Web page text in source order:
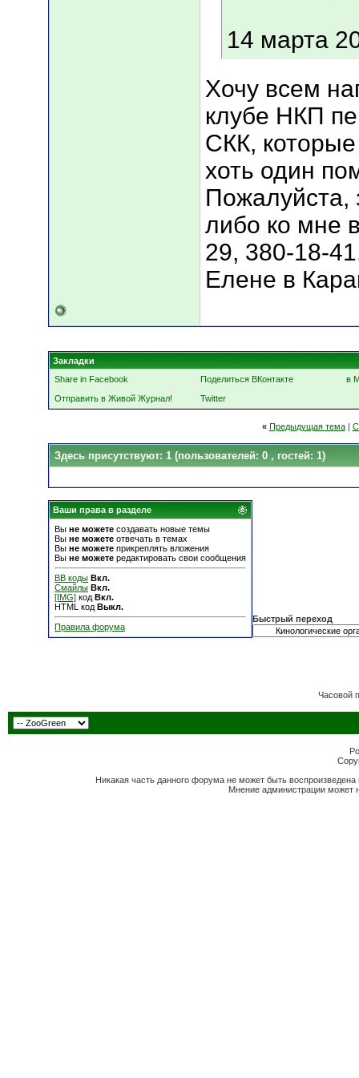
14 марта
Хочу всем
клубе НКП
СКК,
хоть один
Пожалуйста,
либо ко мне
29, 380-18-
Елене в
Закладки
Share in Facebook
Поделиться ВКонтакте
в
Отправить в Живой Журнал!
Twitter
« Предыдущая тема|
Здесь присутствуют: 1 (пользователей: 0 , гостей: 1)
Ваши права в разделе
Вы не можете создавать новые темы
Вы не можете отвечать в темах
Вы не можете прикреплять вложения
Вы не можете редактировать свои сообщения
BB коды Вкл.
Смайлы Вкл.
[IMG] код Вкл.
HTML код Выкл.
Правила форума
Быстрый переход
Часовой
Никакая часть данного форума не может быть
Мнение администрации может